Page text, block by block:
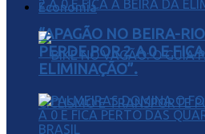
Economia
“APAGÃO NO BEIRA-
PERDE POR 2 A 0 E
ELIMINAÇÃO”.